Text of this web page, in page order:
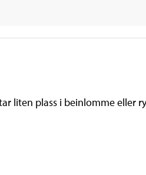
liten plass i beinlomme eller